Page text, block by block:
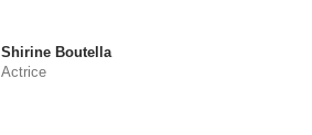
Shirine Boutella
Actrice